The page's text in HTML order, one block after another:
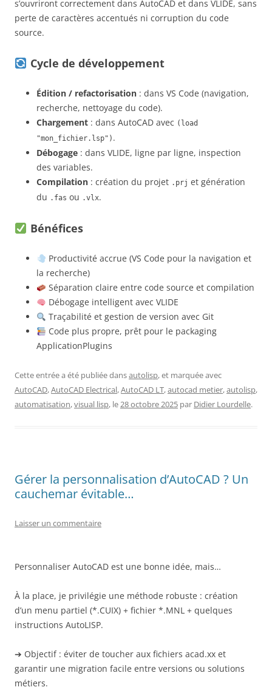
s’ouvriront correctement dans AutoCAD et dans VLIDE, sans
perte de caractères accentués ni corruption du code
source.
Cycle de développement
Édition / refactorisation : dans VS Code (navigation,
recherche, nettoyage du code).
Chargement : dans AutoCAD avec (load
"mon_fichier.lsp") .
Débogage : dans VLIDE, ligne par ligne, inspection
des variables.
Compilation : création du projet .prj et génération
du .fas ou .vlx.
Bénéfices
Productivité accrue (VS Code pour la navigation et
la recherche)
Séparation claire entre code source et compilation
Débogage intelligent avec VLIDE
Traçabilité et gestion de version avec Git
Code plus propre, prêt pour le packaging
ApplicationPlugins
Cette entrée a été publiée dansautolisp, et marquée avec
AutoCAD,AutoCAD Electrical,AutoCAD LT,autocad metier,autolisp,
automatisation,visual lisp, le28 octobre 2025 par Didier Lourdelle.
Gérer la personnalisation d’AutoCAD ? Un
cauchemar évitable…
Laisser un commentaire
Personnaliser AutoCAD est une bonne idée, mais…
À la place, je privilégie une méthode robuste : création
d’un menu partiel (*.CUIX) + fichier *.MNL + quelques
instructions AutoLISP.
➔ Objectif : éviter de toucher aux fichiers acad.xx et
garantir une migration facile entre versions ou solutions
métiers.